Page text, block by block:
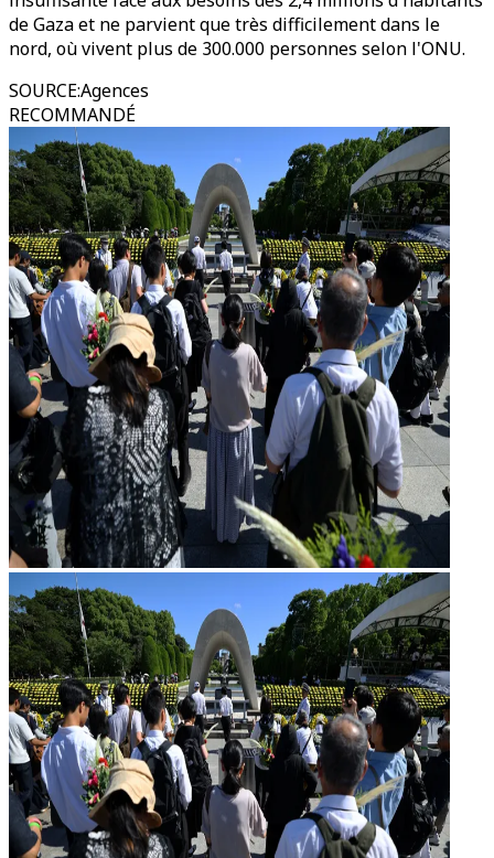
de Gaza et ne parvient que très difficilement dans le
nord, où vivent plus de 300.000 personnes selon l'ONU.
SOURCE:Agences
RECOMMANDÉ